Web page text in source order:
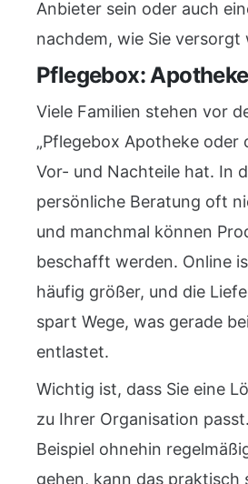
Anbieter sein oder auch
nachdem, wie Sie
Pflegebox:
Viele Familien stehen vor
„Pflegebox Apotheke oder
Vor- und Nachteile hat. In
persönliche Beratung oft
und manchmal können
beschafft werden. Online
häufig größer, und die
spart Wege, was gerade
entlastet.
Wichtig ist, dass Sie eine
zu Ihrer Organisation
Beispiel ohnehin
gehen, kann das praktisch